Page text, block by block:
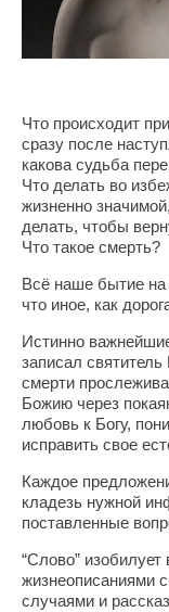
Что происходит
сразу после
какова судьба
Что делать во
жизненно
делать, чтобы
Что такое смерть?
Всё наше бытие на
что иное, как
Истинно
записал
смерти
Божию через
любовь к Богу,
исправить свое
Каждое
кладезь нужной
поставленные
“Слово”
жизнеописаниями
случаями и